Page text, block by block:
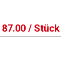
87.00 / Stück